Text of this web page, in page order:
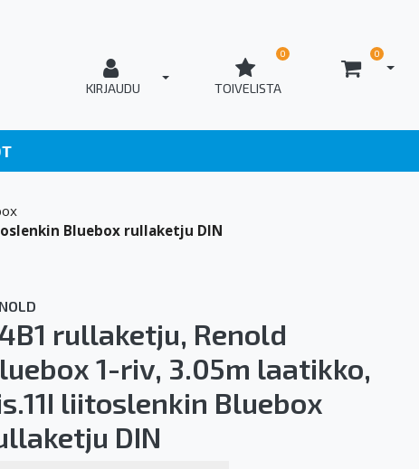
KIRJAUDU
T_OPEN_LOGIN
TOIVELISTA
0 0
Bluebox rullaketju DIN
rullaketju, Renold
1-riv, 3.05m laatikko,
liitoslenkin Bluebox
DIN